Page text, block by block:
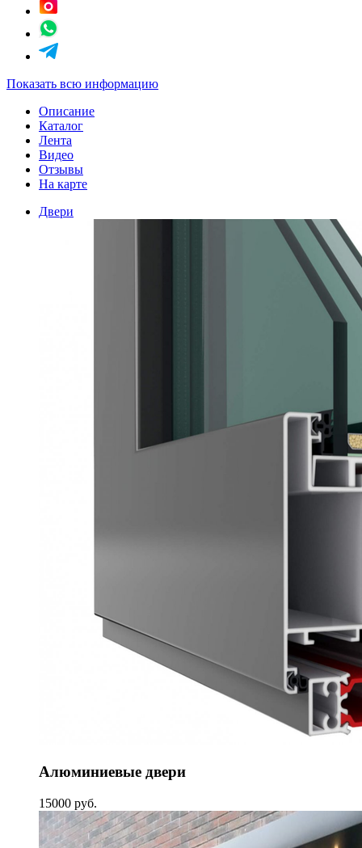
Показать всю информацию
Описание
Каталог
Лента
Видео
Отзывы
На карте
Двери
Алюминиевые двери
15000 руб.